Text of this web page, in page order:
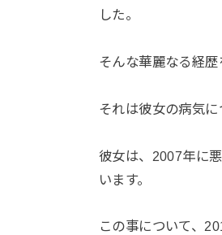
した。
そんな華麗なる経
それは彼女の病気に
彼女は、2007年に
います。
この事について、